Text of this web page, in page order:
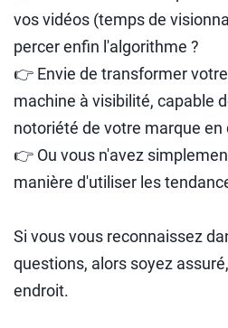
vos vidéos (temps de
percer enfin l'algorithme ?
👉 Envie de transformer
machine à visibilité, capable
notoriété de votre marque en
👉 Ou vous n'avez
manière d'utiliser les
Si vous vous reconnaissez
questions, alors soyez
endroit.